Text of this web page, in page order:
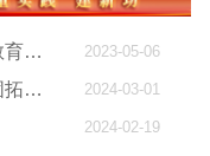
中央精神 | 习近平：扎实抓好主题教育 为奋进新征程凝心聚力 2023-05-06
中央精神 | 中共中央办公厅关于巩固拓展学习贯彻习近平新时代中国特色社会主义思想主题教育成果的意见 2024-03-01
2024-02-19